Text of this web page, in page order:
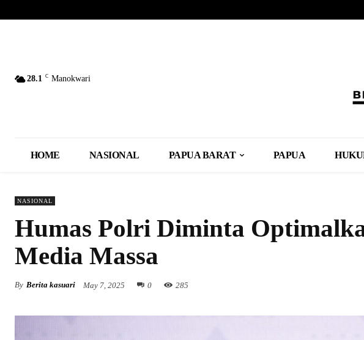
28.1 C Manokwari
HOME NASIONAL PAPUA BARAT PAPUA
NASIONAL
Humas Polri Diminta
Media Massa
By Berita kasuari May 7, 2025 0 285